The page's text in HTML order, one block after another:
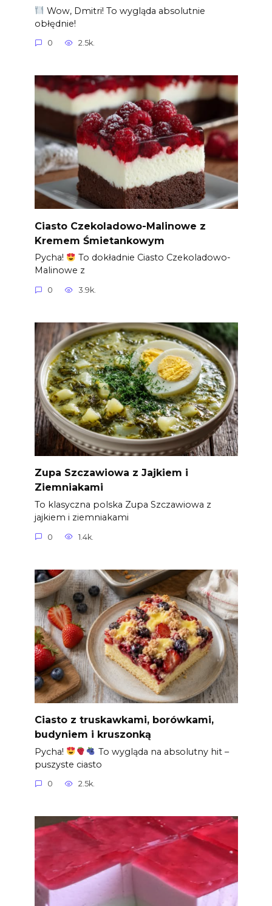
Wow, Dmitri! To wygląda absolutnie
obłędnie!
0 2.5k.
Ciasto Czekoladowo-Malinowe z
Kremem Śmietankowym
Pycha!
To dokładnie Ciasto Czekoladowo-
Malinowe z
0 3.9k.
Zupa Szczawiowa z Jajkiem i
Ziemniakami
To klasyczna polska Zupa Szczawiowa z
jajkiem i ziemniakami
0 1.4k.
Ciasto z truskawkami, borówkami,
budyniem i kruszonką
Pycha!
To wygląda na absolutny hit –
puszyste ciasto
0 2.5k.